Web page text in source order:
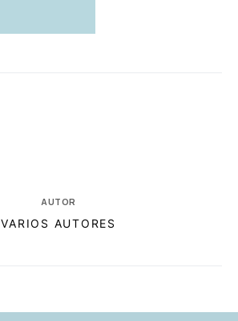
AUTOR
VARIOS AUTORES